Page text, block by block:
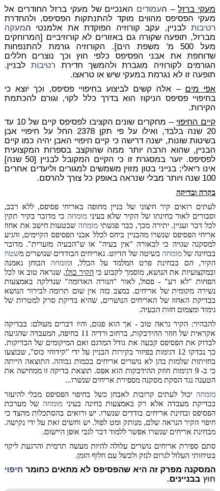
מעקי ברזל– העמודים האנכיים של מעקי ברזל החודרים אל
מעקי הפסיפס מהווים מוקד להתנתקות הפסיפס, ולהחדרת
רטיבותלבניין, עקב קורוזיה הפוקדת את אלמנטי המעקה
מברזל, תופעה שקורה גם באזורים לא קורוזיביים [המרוחקים
מעל 500 מ' משפת הים]. הקורוזיה גורמת להתנפחות
שדוחפת את אבני הפסיפס כלפי חוץ וכך נוצרים חללים
הגורמים לקורוזיה מוגברת ולהמשך חדירת רטיבותלבניין.
תופעה זו לא נגרמת במעקי שיש או טראצו.
אפי מים – אלה קשים לביצוע בחיפויי פסיפס, וכך יוצא כי
בחיפויי פסיפס הניקוז הוא בדרך כלל לקוי, וגורם להכתמת
הקירות.
קיים החיפוי
– מחקרים שונים הקציבו לפסיפס קיים של 10 עד
20 שנה בלבד, ואילו על פי תקן 2378 החל על חיפויי אבן
בשיטות שונות, ישנה דרישה כי קיים חיפויי האבן יהיה כמו קיים
הבניין, שהוא הרבה יותר ממה שהוקצב בספרות המקצועית
לפסיפס. יוער במסגרת זו כי הקיים המקובל לבניין [50 שנה]
אינו ריאלי; בנייני בטון מזוין משמשים למגורים וליעדים אחרים
100 שנה ויותר מבלי שנראה באופק כל צורך להרסם.
בקרה ובדיקה
לעתים רואים קיר חיצוני של בניין מחופה באריחי פסיפס, ללא רבב,
וסבורים לאור בחינתו של הקיר שלא בעינימומחה כי מדובר בקיר תקין
לכל דבר ועניין. יתירה מכך, כבר פגשתי מומחהשבטעות חישב את אחוז
אריחי הפסיפס שנשרו מהבניין ביחס לכלל אבני הפסיפס הקיימים, והגיע
למסקנה שגויה כי לכאורה "אין בעיה" או ש"הבעיה מזערית". מדובר
בבחינה שלמומחה בשיטה של הדיוט. נאריחים הבודדים שנושרים משטח
הקיר, הם בבחינת פרט המלמד על הכלל, ומומחה הבוחן נאמנה
ובמקצועיות את הנושא, מוסמך לקבוע כי הקיר כולו, שנראה טוב או לכל
הפחות "לא רע" - פסול, לאור "הנורה האדומה" שנדלקה באמצעות
נשירה מקומית של אריחים. במצב כזה אין שום תרומה לבירור הנושא
בבדיקת האחוז של האריחים הנושרים, שהיא בדיקת סרק למטרות של
גימוד ומצמום חזות הבעיה.
להבהיר: הקיר נראה טוב - אך הוא פגום, והיו דברים מעולם: בבדיקה
אקראית של חוזר ההידבקות, ברחוב ורדיה 11 בחיפה, המעבדה שהגיעה
לבדוק את הפסיפס קבעה את גודל המדגם ואם המיקומים של הבדיקות.
כך נבדקו 12 דגימות בפיזור בקירות הבניין על ידי "קידוחי כוס", שבוצעו
בחזיתות שלמות בהן לא נושרים אריחים בכמות גבוהה. התוצאה הייתה
כי ב- 9 דגימות חוזק ההידבקות הוא אפס. תוצאת בדיקה זו ממחישה את
הטענה נגד הסקת מסקנה מספירת אריחים שנשרו...
מומחהיכול לעתים קרובות לאבחן כשל בחיפוי הפסיפס מבלי להיעזר
בבדיקת מעבדה אלא רק באמצעות בחינה בעינימומחה של מערכת
הפסיפס ובחינת אריחים בודדים שנשרו. יש ורואים בהסתכלות מהצד כי
חיפוי הקיר הנראה שלם, מנותק ומט לפול. יש וחשים זאת על ידי נקישה.
מבחינת אריחים שנשרו אפשר ללמוד דבר לגבי אופן היישום.
סתם ספירת אריחים נושרים עלולה להיות מעשה תרמית והרגעת ליקוי
בטיחותי העלול לגרום לנזק ולכשל עם חלוף הזמן.
המסקנה מפרק זה היא שהפסיפס לא מתאים כחומר חיפוי
חוץבבניינים.